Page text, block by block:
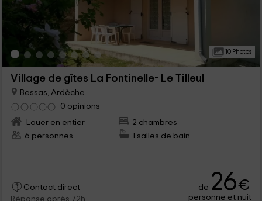
10 Photos
Village de gîtes La Fontinelle- Le Tilleul
Bessas, Ardèche
0 opinions
Louer en entier
2 chambres
6 personnes
1 salles de bain
Contact direct
Réponse après 72h
de 26€
personne et nuit